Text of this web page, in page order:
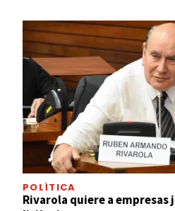
POLÍTICA
Rivarola quiere a empresas